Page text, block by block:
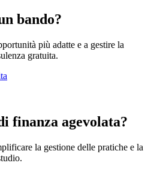
bando?
più adatte e a gestire la
gratuita.
finanza agevolata?
la gestione delle pratiche e la